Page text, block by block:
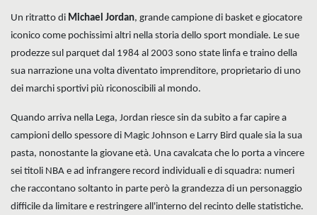
Un ritratto di Michael Jordan, grande campione di basket e giocatore
iconico come pochissimi altri nella storia dello sport mondiale. Le sue
prodezze sul parquet dal 1984 al 2003 sono state linfa e traino della
sua narrazione una volta diventato imprenditore, proprietario di uno
dei marchi sportivi più riconoscibili al mondo.
Quando arriva nella Lega, Jordan riesce sin da subito a far capire a
campioni dello spessore di Magic Johnson e Larry Bird quale sia la sua
pasta, nonostante la giovane età. Una cavalcata che lo porta a vincere
sei titoli NBA e ad infrangere record individuali e di squadra: numeri
che raccontano soltanto in parte però la grandezza di un personaggio
difficile da limitare e restringere all'interno del recinto delle statistiche.